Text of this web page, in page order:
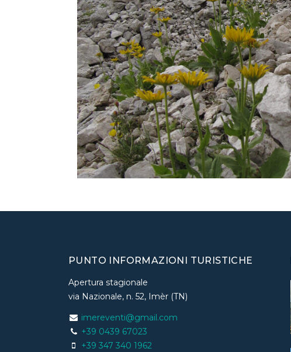
PUNTO INFORMAZIONI TURISTICHE
Apertura stagionale
via Nazionale, n. 52, Imèr (TN)
imereventi@gmail.com
+39 0439 67023
+39 347 340 1962